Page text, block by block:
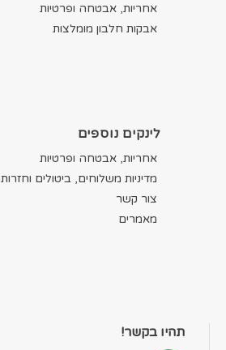
אחריות, אבטחה ופרטיות
אבקות חלבון מומלצות
לינקים נוספים
אחריות, אבטחה ופרטיות
מדיניות משלוחים, ביטולים וחזרות
צור קשר
מאמרים
תהיו בקשר!